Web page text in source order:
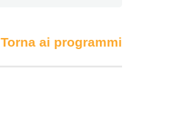
Torna ai programmi